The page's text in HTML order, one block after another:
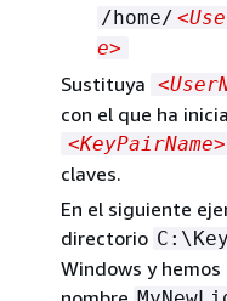
/home/
e>
Sustituya
con el que ha
<KeyPairName>
claves.
En el siguiente
directorio
Windows y